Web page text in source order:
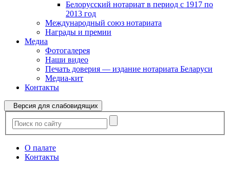
Белорусский нотариат в период с 1917 по
2013 год
Международный союз нотариата
Награды и премии
Медиа
Фотогалерея
Наши видео
Печать доверия — издание нотариата Беларуси
Медиа-кит
Контакты
Версия для слабовидящих
О палате
Контакты